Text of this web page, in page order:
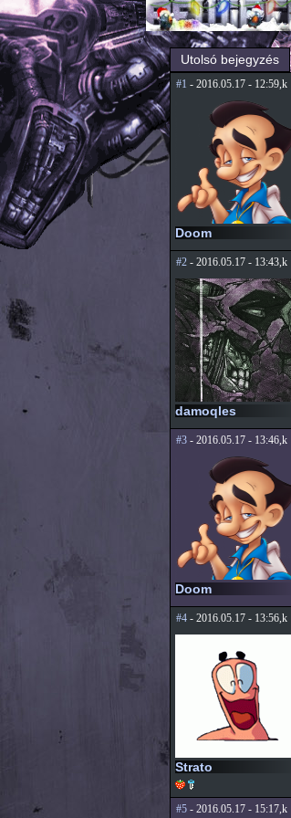
Főmenü
Jelenlegi hely
Utolsó bejegyzés
#1 - 2016.05.17 - 12:59,k
Doom
#2- 2016.05.17 - 13:43,k
damoqles
#3- 2016.05.17 - 13:46,k
Doom
#4- 2016.05.17 - 13:56,k
Strato
#5- 2016.05.17 - 15:17,k